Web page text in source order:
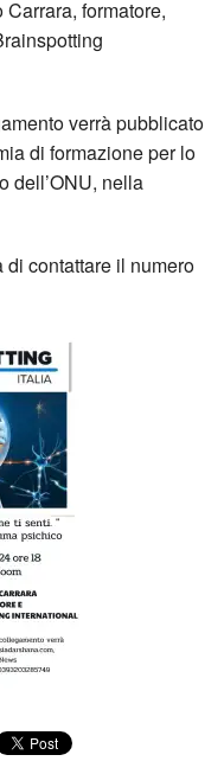
formatore,
verrà pubblicato
di formazione per lo
dell’ONU, nella
contattare il numero